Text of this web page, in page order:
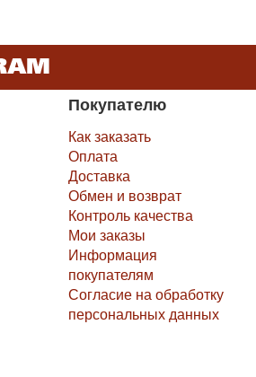
Покупателю
Как заказать
Оплата
Доставка
Обмен и возврат
Контроль качества
Мои заказы
Информация
покупателям
Согласие на обработку
персональных данных